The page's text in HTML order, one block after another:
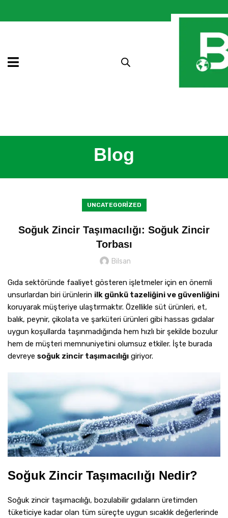
Blog
UNCATEGORIZED
Soğuk Zincir Taşımacılığı: Soğuk Zincir
Torbası
Bilsan
Gıda sektöründe faaliyet gösteren işletmeler için en önemli
unsurlardan biri ürünlerin ilk günkü tazeliğini ve güvenliğini
koruyarak müşteriye ulaştırmaktır. Özellikle süt ürünleri, et,
balık, peynir, çikolata ve şarküteri ürünleri gibi hassas gıdalar
uygun koşullarda taşınmadığında hem hızlı bir şekilde bozulur
hem de müşteri memnuniyetini olumsuz etkiler. İşte burada
devreye soğuk zincir taşımacılığı giriyor.
Soğuk Zincir Taşımacılığı Nedir?
Soğuk zincir taşımacılığı, bozulabilir gıdaların üretimden
tüketiciye kadar olan tüm süreçte uygun sıcaklık değerlerinde